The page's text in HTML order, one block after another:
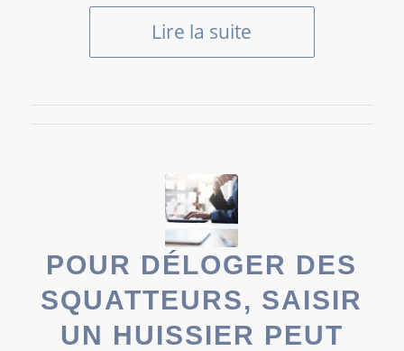
Lire la suite
POUR DÉLOGER DES
SQUATTEURS, SAISIR
UN HUISSIER PEUT